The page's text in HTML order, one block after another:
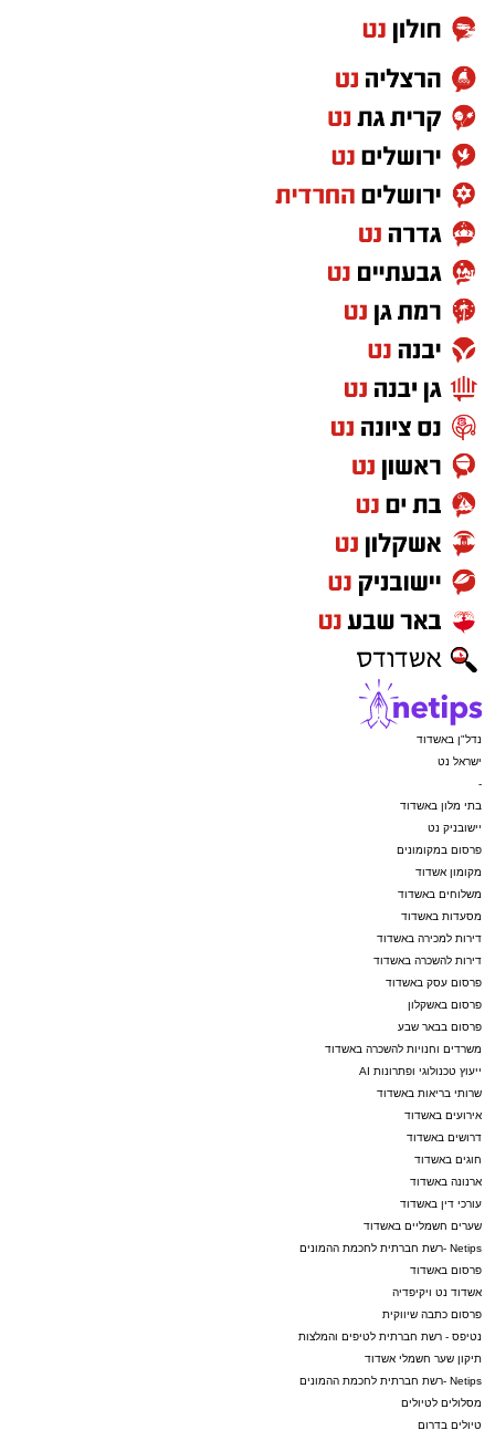
נדל"ן באשדוד
ישראל נט
-
בתי מלון באשדוד
יישובניק נט
פרסום במקומונים
מקומון אשדוד
משלוחים באשדוד
מסעדות באשדוד
דירות למכירה באשדוד
דירות להשכרה באשדוד
פרסום עסק באשדוד
פרסום באשקלון
פרסום בבאר שבע
משרדים וחנויות להשכרה באשדוד
ייעוץ טכנולוגי ופתרונות AI
שרותי בריאות באשדוד
אירועים באשדוד
דרושים באשדוד
חוגים באשדוד
ארנונה באשדוד
עורכי דין באשדוד
שערים חשמליים באשדוד
Netips -רשת חברתית לחכמת ההמונים
פרסום באשדוד
אשדוד נט ויקיפדיה
פרסום כתבה שיווקית
נטיפס - רשת חברתית לטיפים והמלצות
תיקון שער חשמלי אשדוד
Netips -רשת חברתית לחכמת ההמונים
מסלולים לטיולים
טיולים בדרום